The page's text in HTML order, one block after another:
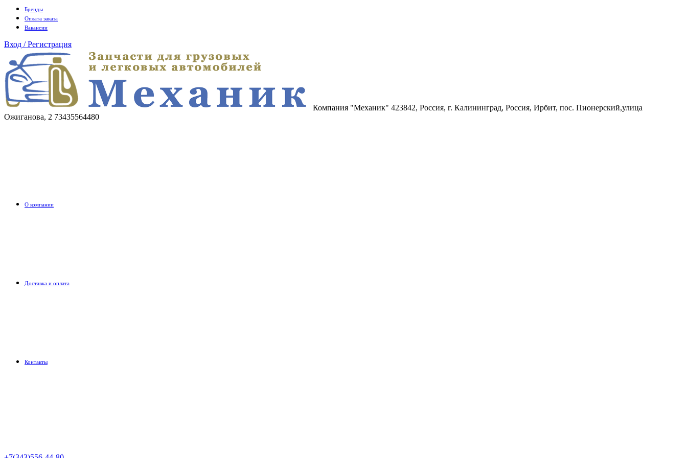
Бренды
Оплата заказа
Вакансии
Вход / Регистрация
Компания "Механик" 423842, Россия, г. Калининград, Россия, Ирбит, пос. Пионерский,улица
Ожиганова, 2 73435564480
О компании
Доставка и оплата
Контакты